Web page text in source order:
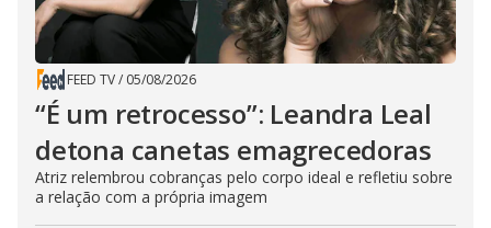
FEED TV/ 05/08/2026
“É um retrocesso”: Leandra Leal
detona canetas emagrecedoras
Atriz relembrou cobranças pelo corpo ideal e refletiu sobre
a relação com a própria imagem